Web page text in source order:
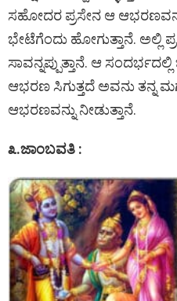
ಸಹೋದರ ಪ್ರಸೇನ ಆ
ಭೇಟೆಗೆಂದು ಹೋಗುತ್ತಾನೆ. ಅಲ್ಲಿ
ಸಾವನ್ನಪ್ಪುತ್ತಾನೆ. ಆ
ಆಭರಣ ಸಿಗುತ್ತದೆ ಅವನು ತನ್ನ
ಆಭರಣವನ್ನು ನೀಡುತ್ತಾನೆ.
೩.​ಜಾಂಬವತಿ :